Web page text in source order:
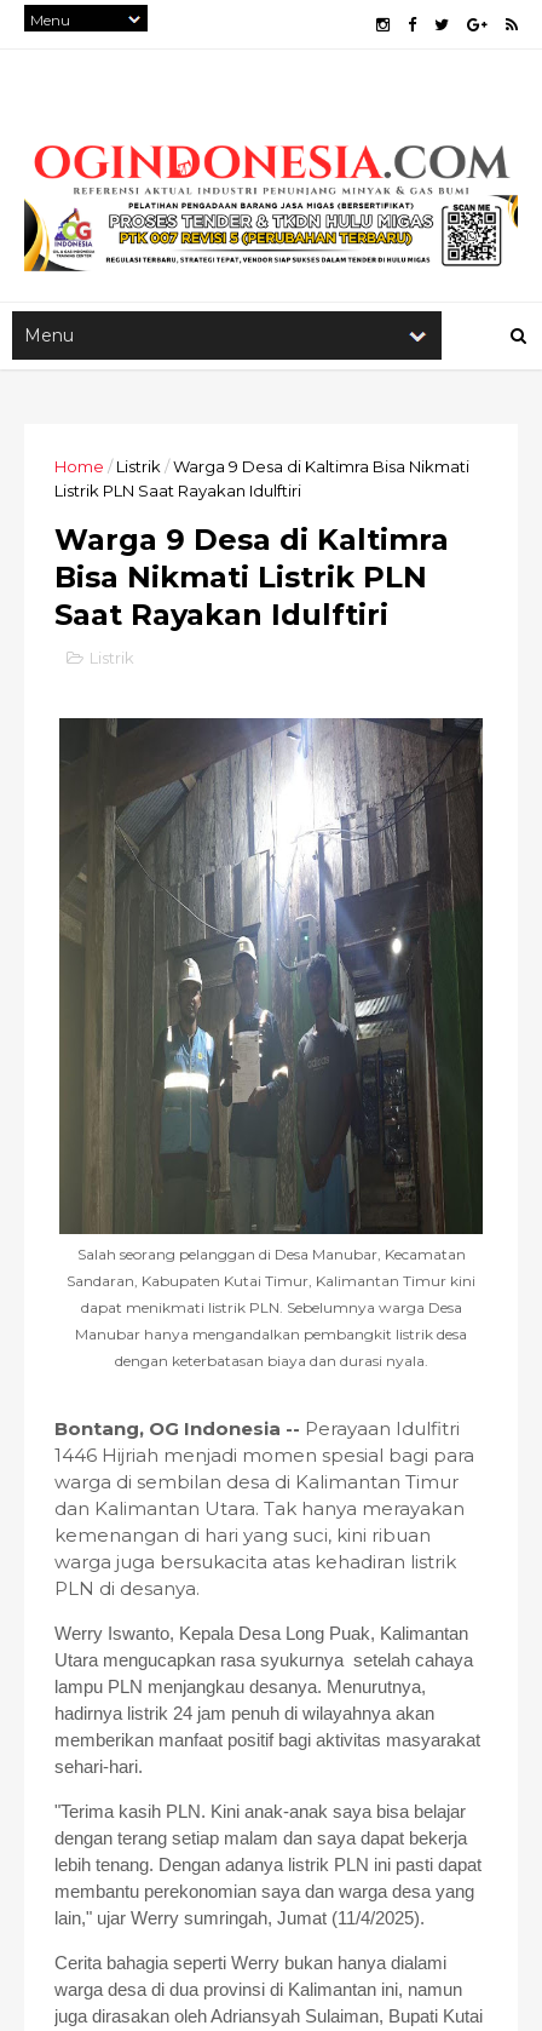
Home / Listrik/Warga 9 Desa di Kaltimra Bisa Nikmati
Listrik PLN Saat Rayakan Idulftiri
Warga 9 Desa di Kaltimra
Bisa Nikmati Listrik PLN
Saat Rayakan Idulftiri
Listrik
Salah seorang pelanggan di Desa Manubar, Kecamatan
Sandaran, Kabupaten Kutai Timur, Kalimantan Timur kini
dapat menikmati listrik PLN. Sebelumnya warga Desa
Manubar hanya mengandalkan pembangkit listrik desa
dengan keterbatasan biaya dan durasi nyala.
Bontang, OG Indonesia -- Perayaan Idulfitri
1446 Hijriah menjadi momen spesial bagi para
warga di sembilan desa di Kalimantan Timur
dan Kalimantan Utara. Tak hanya merayakan
kemenangan di hari yang suci, kini ribuan
warga juga bersukacita atas kehadiran listrik
PLN di desanya.
Werry Iswanto, Kepala Desa Long Puak, Kalimantan
Utara mengucapkan rasa syukurnya setelah cahaya
lampu PLN menjangkau desanya. Menurutnya,
hadirnya listrik 24 jam penuh di wilayahnya akan
memberikan manfaat positif bagi aktivitas masyarakat
sehari-hari.
"Terima kasih PLN. Kini anak-anak saya bisa belajar
dengan terang setiap malam dan saya dapat bekerja
lebih tenang. Dengan adanya listrik PLN ini pasti dapat
membantu perekonomian saya dan warga desa yang
lain," ujar Werry sumringah, Jumat (11/4/2025).
Cerita bahagia seperti Werry bukan hanya dialami
warga desa di dua provinsi di Kalimantan ini, namun
juga dirasakan oleh Adriansyah Sulaiman, Bupati Kutai